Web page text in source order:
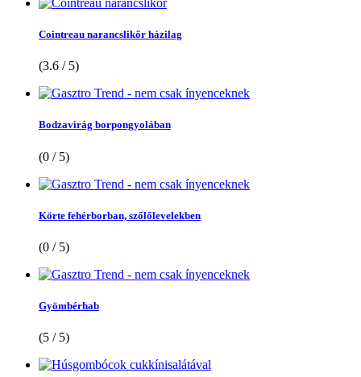
Cointreau narancslikőr házilag
(3.6 / 5)
Bodzavirág borpongyolában
(0 / 5)
Körte fehérborban, szőlőlevelekben
(0 / 5)
Gyömbérhab
(5 / 5)